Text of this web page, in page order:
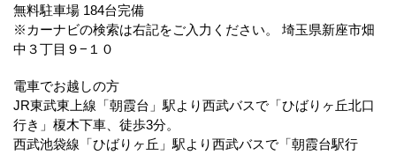
無料駐車場 184台完備
※カーナビの検索は右記をご入力ください。 埼玉県新座市畑
中３丁目９−１０
電車でお越しの方
JR東武東上線「朝霞台」駅より西武バスで「ひばりヶ丘北口
行き」榎木下車、徒歩3分。
西武池袋線「ひばりヶ丘」駅より西武バスで「朝霞台駅行